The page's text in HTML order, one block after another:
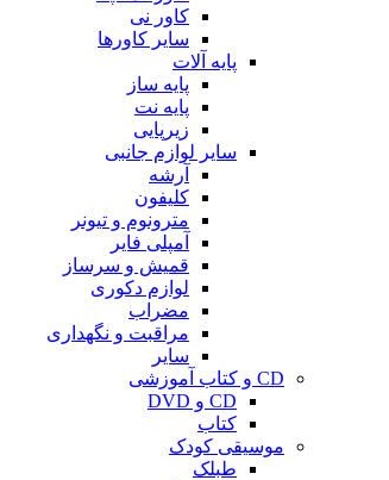
کاور نی
سایر کاورها
پایه آلات
پایه ساز
پایه نت
زیرپایی
سایر لوازم جانبی
آرشه
کلیفون
مترونوم و تیونر
آمپلی فایر
قمیش و سرساز
لوازم دکوری
مضراب
مراقبت و نگهداری
سایر
CD و کتاب آموزشی
CD و DVD
کتاب
موسیقی کودک
طبلک